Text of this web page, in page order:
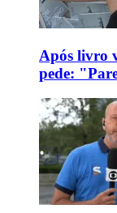
Após livro
pede: